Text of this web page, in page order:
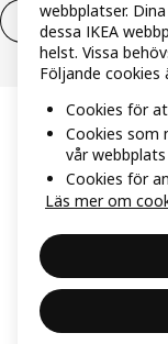
Utöva ångerrätt
webbplatser.
dessa IKEA
helst. Vissa
Följande cookies
Cookies för
Cookies som
vår webbplats
Cookies för
Läs mer om